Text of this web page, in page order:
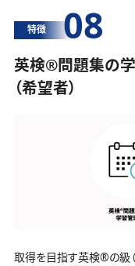
特徴 08
英検®️問題集の
（希望者）
取得を目指す英検®️の級